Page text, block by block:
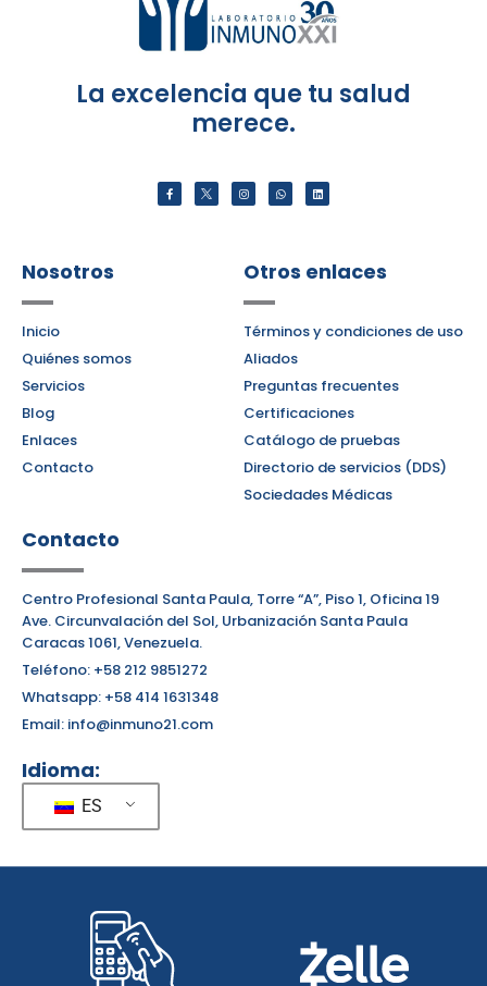
La excelencia que tu salud
merece.
c
e
b
s
t
a
a
t
s
n
k
e
Nosotros
Inicio
Quiénes somos
Servicios
Blog
Enlaces
Contacto
Otros enlaces
Términos y condiciones de uso
Aliados
Preguntas frecuentes
Certificaciones
Catálogo de pruebas
Directorio de servicios (DDS)
Sociedades Médicas
Contacto
Centro Profesional Santa Paula, Torre “A”, Piso 1, Oficina 19
Ave. Circunvalación del Sol, Urbanización Santa Paula
Caracas 1061, Venezuela.
Teléfono: +58 212 9851272
Whatsapp: +58 414 1631348
Email: info@inmuno21.com
Idioma:
ES